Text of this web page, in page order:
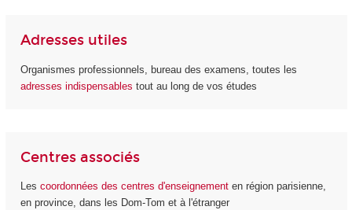
Adresses utiles
Organismes professionnels, bureau des examens, toutes les
adresses indispensables tout au long de vos études
Centres associés
Les coordonnées des centres d'enseignement en région parisienne,
en province, dans les Dom-Tom et à l'étranger